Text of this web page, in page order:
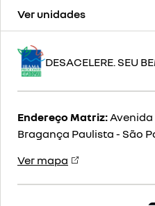
Ver unidades
DESACELERE. SEU
Endereço Matriz:Avenida
Bragança Paulista - São
Ver mapa